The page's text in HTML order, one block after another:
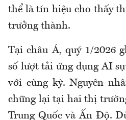
thể là tín hiệu cho thấy
trưởng thành.
Tại châu Á, quý 1/2026
số lượt tải ứng dụng AI
với cùng kỳ. Nguyên
chững lại tại hai thị
Trung Quốc và Ấn Độ.